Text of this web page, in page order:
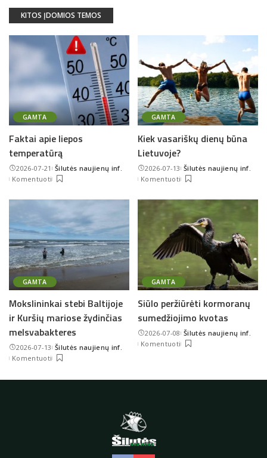
KITOS ĮDOMIOS TEMOS
GAMTA
Faktai apie liepos
temperatūrą
2026-07-21 Posted
by
Šilutės naujienų inf.
Komentuoti
GAMTA
Kiek vasariškų dienų būna
Lietuvoje?
2026-07-13Posted
by
Šilutės naujienų inf.
Komentuoti
GAMTA
Mokslininkai stebi Baltijoje
ir Kuršių mariose žydinčias
melsvabakteres
2026-07-13Posted
by
Šilutės naujienų inf.
Komentuoti
GAMTA
Siūlo peržiūrėti kormoranų
sumedžiojimo kvotas
2026-07-08Posted
by
Šilutės naujienų inf.
Komentuoti